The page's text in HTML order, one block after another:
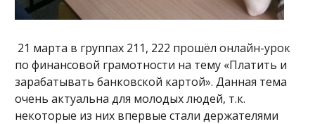
21 марта в группах 211, 222 прошёл онлайн-урок
по финансовой грамотности на тему «Платить и
зарабатывать банковской картой». Данная тема
очень актуальна для молодых людей, т.к.
некоторые из них впервые стали держателями